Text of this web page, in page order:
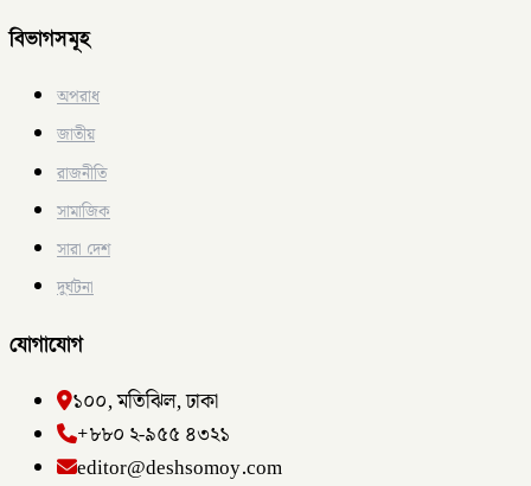
বিভাগসমূহ
অপরাধ
জাতীয়
রাজনীতি
সামাজিক
সারা দেশ
দুর্ঘটনা
যোগাযোগ
১০০, মতিঝিল, ঢাকা
+৮৮০ ২-৯৫৫ ৪৩২১
editor@deshsomoy.com